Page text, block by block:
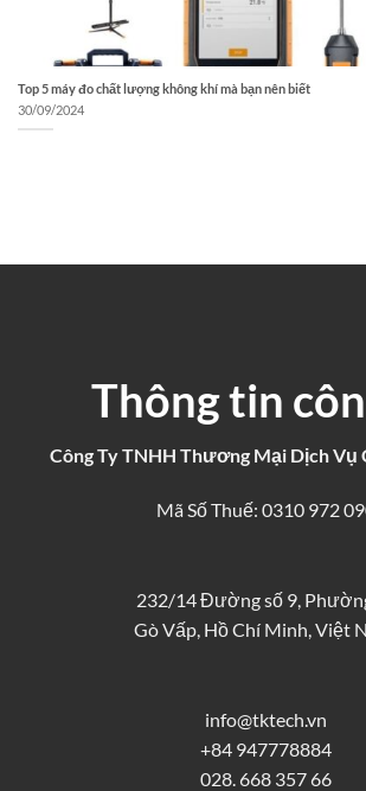
Top 5 máy đo chất lượng không khí mà bạn nên biết
30/09/2024
Thông tin
Công Ty TNHH Thương Mại Dịch Vụ
Mã Số Thuế: 0310 972
232/14 Đường số 9,
Gò Vấp, Hồ Chí Minh, Việt
info@tktech.vn
+84 947778884
028. 668 357 66